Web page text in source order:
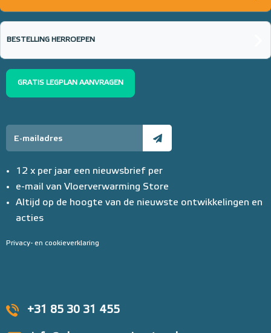
+31 85 30 31 455
BESTELLING HERROEPEN
GRATIS LEGPLAN AANVRAGEN
12 x per jaar een nieuwsbrief per
e-mail van Vloerverwarming Store
Altijd op de hoogte van de nieuwste ontwikkelingen en
acties
Privacy- en cookieverklaring